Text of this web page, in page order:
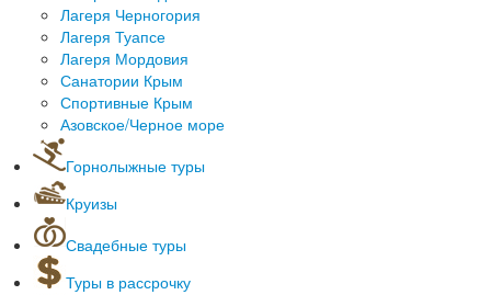
Лагеря Черногория
Лагеря Туапсе
Лагеря Мордовия
Санатории Крым
Спортивные Крым
Азовское/Черное море
Горнолыжные туры
Горнолыжные курорты за рубежом
Горнолыжные туры в России
Горнолыжные туры автобусом
Круизы
Морские круизы
Речные круизы
Свадебные туры
Туры в рассрочку